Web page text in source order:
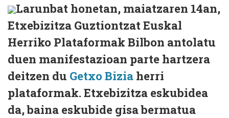
Larunbat honetan, maiatzaren 14an,
Etxebizitza Guztiontzat Euskal
Herriko Plataformak Bilbon antolatu
duen manifestazioan parte hartzera
deitzen du Getxo Bizia herri
plataformak. Etxebizitza eskubidea
da, baina eskubide gisa bermatua